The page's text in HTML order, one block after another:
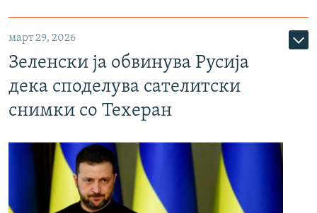
март 29, 2026
Зеленски ја обвинува Русија
дека споделува сателитски
снимки со Техеран